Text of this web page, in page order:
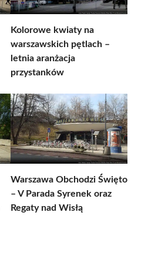
Kolorowe kwiaty na
warszawskich pętlach –
letnia aranżacja
przystanków
Warszawa Obchodzi Święto
– V Parada Syrenek oraz
Regaty nad Wisłą